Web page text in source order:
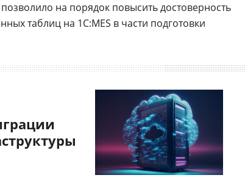
на порядок повысить достоверность
таблиц на 1С:MES в части подготовки